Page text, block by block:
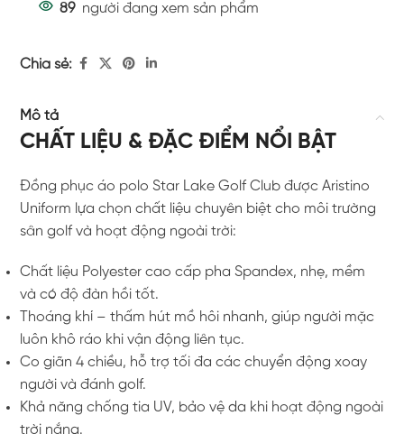
89 người đang xem sản phẩm
Chia sẻ:
Mô tả
CHẤT LIỆU & ĐẶC ĐIỂM NỔI BẬT
Đồng phục áo polo Star Lake Golf Club được Aristino
Uniform lựa chọn chất liệu chuyên biệt cho môi trường
sân golf và hoạt động ngoài trời:
Chất liệu Polyester cao cấp pha Spandex, nhẹ, mềm
và có độ đàn hồi tốt.
Thoáng khí – thấm hút mồ hôi nhanh, giúp người mặc
luôn khô ráo khi vận động liên tục.
Co giãn 4 chiều, hỗ trợ tối đa các chuyển động xoay
người và đánh golf.
Khả năng chống tia UV, bảo vệ da khi hoạt động ngoài
trời nắng.